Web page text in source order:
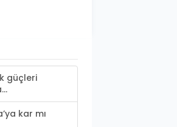
güçleri
kar mı